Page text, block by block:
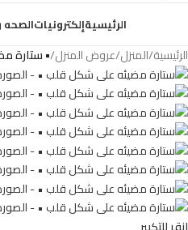
الرئيسيةإلكترونياتالصحه
الرئيسية/المنزل/عروض المنزل/• ستارة